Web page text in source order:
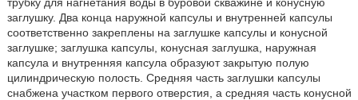
заглушку. Два конца наружной капсулы и внутренней капсулы
соответственно закреплены на заглушке капсулы и конусной
заглушке; заглушка капсулы, конусная заглушка, наружная
капсула и внутренняя капсула образуют закрытую полую
цилиндрическую полость. Средняя часть заглушки капсулы
снабжена участком первого отверстия, а средняя часть конусной